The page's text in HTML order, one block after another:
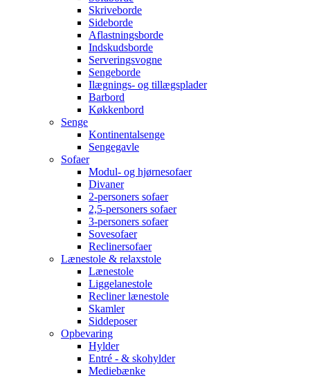
Skriveborde
Sideborde
Aflastningsborde
Indskudsborde
Serveringsvogne
Sengeborde
Ilægnings- og tillægsplader
Barbord
Køkkenbord
Senge
Kontinentalsenge
Sengegavle
Sofaer
Modul- og hjørnesofaer
Divaner
2-personers sofaer
2,5-personers sofaer
3-personers sofaer
Sovesofaer
Reclinersofaer
Lænestole & relaxstole
Lænestole
Liggelanestole
Recliner lænestole
Skamler
Siddeposer
Opbevaring
Hylder
Entré - & skohylder
Mediebænke